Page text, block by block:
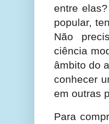
entre
popular,
Não
ciência
âmbito do
conhecer
em outras
Para